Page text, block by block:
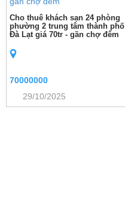
Cho thuê khách sạn 24 phòng
phường 2 trung tâm thành phố
Đà Lạt giá 70tr - gần chợ đêm
70000000
29/10/2025